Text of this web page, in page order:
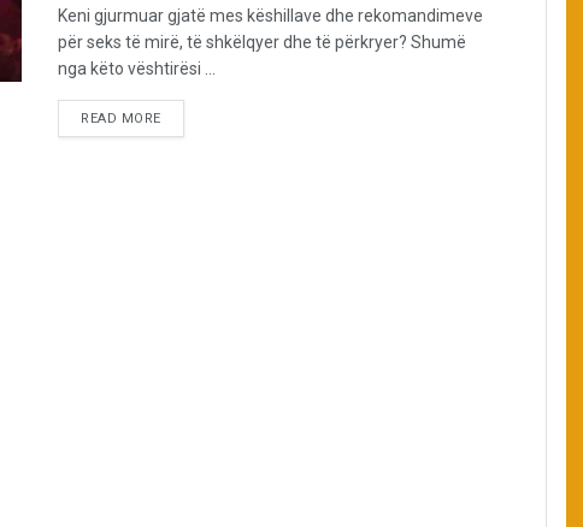
Keni gjurmuar gjatë mes këshillave dhe rekomandimeve
për seks të mirë, të shkëlqyer dhe të përkryer? Shumë
nga këto vështirësi ...
READ MORE